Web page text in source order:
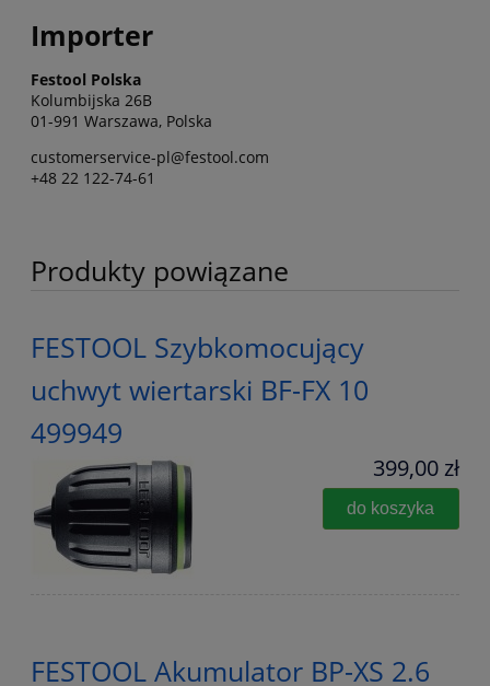
Importer
Festool Polska
Kolumbijska 26B
01-991 Warszawa, Polska
customerservice-pl@festool.com
+48 22 122-74-61
Produkty powiązane
FESTOOL Szybkomocujący
uchwyt wiertarski BF-FX 10
499949
399,00 zł
do koszyka
FESTOOL Akumulator BP-XS 2.6